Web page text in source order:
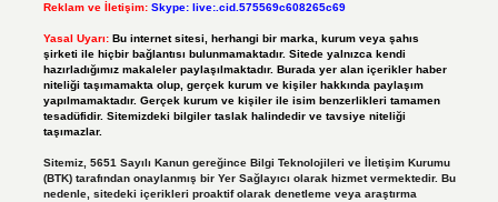
Reklam ve İletişim: Skype: live:.cid.575569c608265c69
Yasal Uyarı: Bu internet sitesi, herhangi bir marka, kurum veya şahıs
şirketi ile hiçbir bağlantısı bulunmamaktadır. Sitede yalnızca kendi
hazırladığımız makaleler paylaşılmaktadır. Burada yer alan içerikler haber
niteliği taşımamakta olup, gerçek kurum ve kişiler hakkında paylaşım
yapılmamaktadır. Gerçek kurum ve kişiler ile isim benzerlikleri tamamen
tesadüfidir. Sitemizdeki bilgiler taslak halindedir ve tavsiye niteliği
taşımazlar.
Sitemiz, 5651 Sayılı Kanun gereğince Bilgi Teknolojileri ve İletişim Kurumu
(BTK) tarafından onaylanmış bir Yer Sağlayıcı olarak hizmet vermektedir. Bu
nedenle, sitedeki içerikleri proaktif olarak denetleme veya araştırma